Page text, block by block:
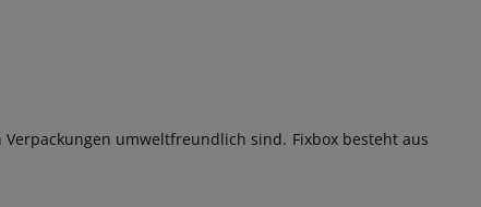
umweltfreundlich sind. Fixbox besteht aus